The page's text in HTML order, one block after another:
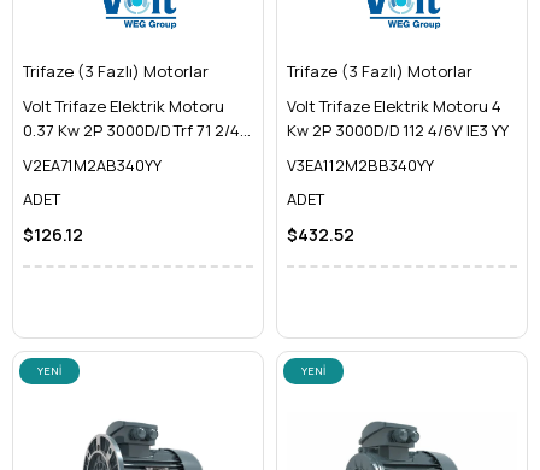
Trifaze (3 Fazlı) Motorlar
Volt Trifaze Elektrik Motoru
0.37 Kw 2P 3000D/D Trf 71 2/4V
V2EA71M2AB340YY
ADET
$126.12
Trifaze (3 Fazlı) Motorlar
Volt Trifaze Elektrik Motoru 4
Kw 2P 3000D/D 112 4/6V IE3 YY
V3EA112M2BB340YY
ADET
$432.52
YENI
YENI